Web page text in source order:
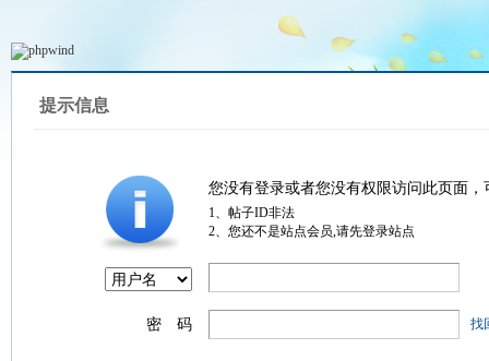
提示信息
您没有登录或者您没有权限访问此页面
1、帖子ID非法
2、您还不是站点会员,请先登录站点
密 码 找